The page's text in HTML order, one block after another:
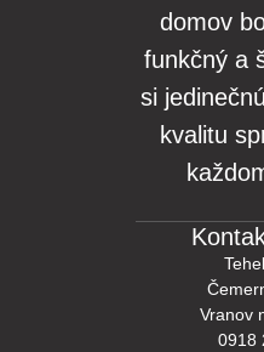
domov
funkčný a
si
kvalitu
Vranov
0918